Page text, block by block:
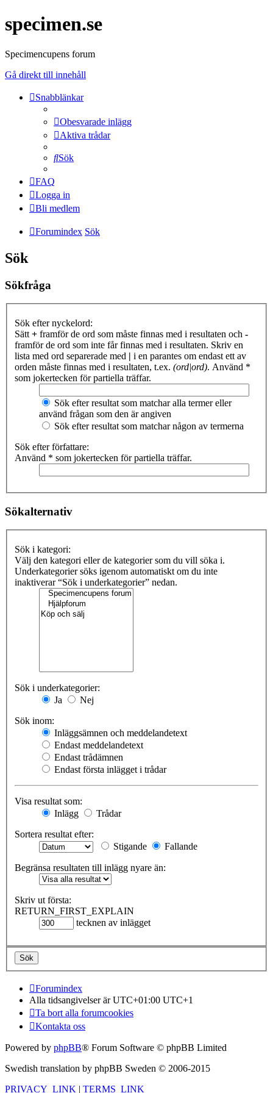
specimen.se
Specimencupens forum
Gå direkt till innehåll
Snabblänkar
Obesvarade inlägg
Aktiva trådar
Sök
FAQ
Logga in
Bli medlem
Forumindex Sök
Sök
Sökfråga
Sök efter nyckelord:
Sätt + framför de ord som måste finnas med i resultaten och -
framför de ord som inte får finnas med i resultaten. Skriv en
lista med ord separerade med | i en parantes om endast ett av
orden måste finnas med i resultaten, t.ex. (ord|ord). Använd *
som jokertecken för partiella träffar.
Sök efter resultat som matchar alla termer eller
använd frågan som den är angiven
Sök efter resultat som matchar någon av termerna
Sök efter författare:
Använd * som jokertecken för partiella träffar.
Sökalternativ
Sök i kategori:
Välj den kategori eller de kategorier som du vill söka i.
Underkategorier söks igenom automatiskt om du inte
inaktiverar “Sök i underkategorier” nedan.
Sök i underkategorier:
Ja
Nej
Sök inom:
Inläggsämnen och meddelandetext
Endast meddelandetext
Endast trådämnen
Endast första inlägget i trådar
Visa resultat som:
Inlägg
Trådar
Sortera resultat efter:
Stigande
Fallande
Begränsa resultaten till inlägg nyare än:
Skriv ut första:
RETURN_FIRST_EXPLAIN
tecknen av inlägget
Forumindex
Alla tidsangivelser är UTC+01:00 UTC+1
Ta bort alla forumcookies
Kontakta oss
Powered by phpBB® Forum Software © phpBB Limited
Swedish translation by phpBB Sweden © 2006-2015
PRIVACY_LINK | TERMS_LINK